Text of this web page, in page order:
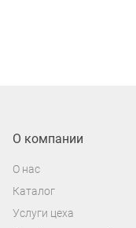
Это
складские
хранить
свободном
О компании
О нас
Каталог
Услуги цеха